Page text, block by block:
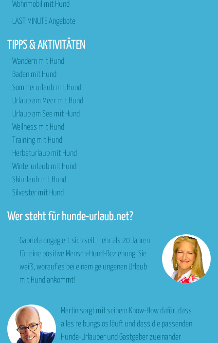
Wohnmobil mit Hund
LAST MINUTE Angebote
TIPPS & AKTIVITÄTEN
Wandern mit Hund
Baden mit Hund
Sommerurlaub mit Hund
Urlaub am Meer mit Hund
Urlaub am See mit Hund
Wellness mit Hund
Training mit Hund
Herbsturlaub mit Hund
Winterurlaub mit Hund
Skiurlaub mit Hund
Silvester mit Hund
Wer steht für hunde-urlaub.net?
Gabriela engagiert sich seit mehr als 20 Jahren
für eine positive Mensch-Hund-Beziehung. Sie
weiß, worauf es bei einem gelungenen Urlaub
mit Hund ankommt!
Martin sorgt mit seinem Know-How dafür, dass
alles reibungslos läuft und dass die passenden
Hunde-Urlauber und Gastgeber zueinander